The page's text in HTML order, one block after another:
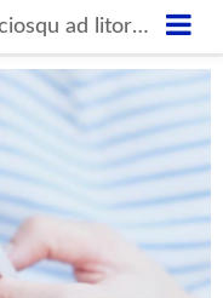
Class aptent taciti sociosqu ad litora torquent